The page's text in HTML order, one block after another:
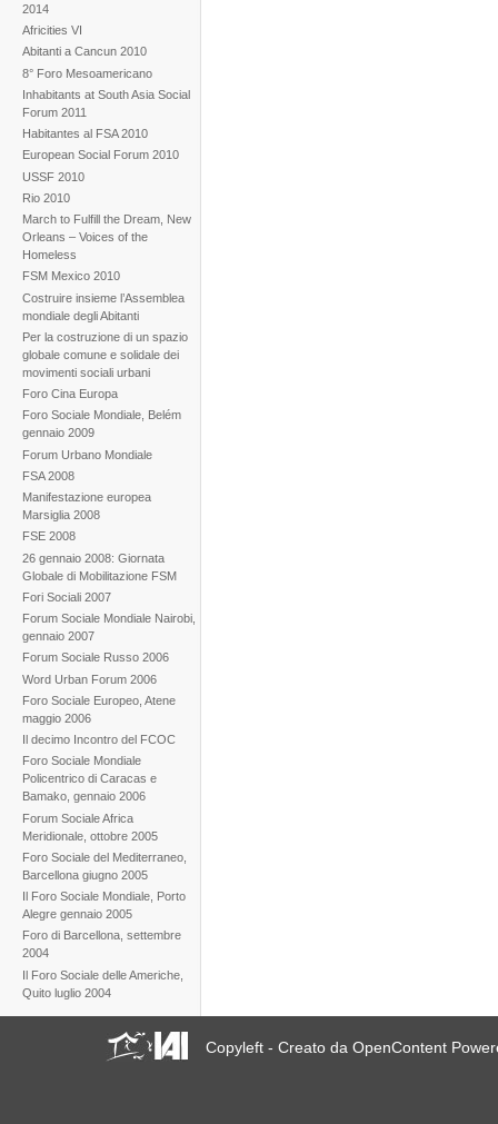
2014
Africities VI
Abitanti a Cancun 2010
8° Foro Mesoamericano
Inhabitants at South Asia Social
Forum 2011
Habitantes al FSA 2010
European Social Forum 2010
USSF 2010
Rio 2010
March to Fulfill the Dream, New
Orleans – Voices of the
Homeless
FSM Mexico 2010
Costruire insieme l’Assemblea
mondiale degli Abitanti
Per la costruzione di un spazio
globale comune e solidale dei
movimenti sociali urbani
Foro Cina Europa
Foro Sociale Mondiale, Belém
gennaio 2009
Forum Urbano Mondiale
FSA 2008
Manifestazione europea
Marsiglia 2008
FSE 2008
26 gennaio 2008: Giornata
Globale di Mobilitazione FSM
Fori Sociali 2007
Forum Sociale Mondiale Nairobi,
gennaio 2007
Forum Sociale Russo 2006
Word Urban Forum 2006
Foro Sociale Europeo, Atene
maggio 2006
Il decimo Incontro del FCOC
Foro Sociale Mondiale
Policentrico di Caracas e
Bamako, gennaio 2006
Forum Sociale Africa
Meridionale, ottobre 2005
Foro Sociale del Mediterraneo,
Barcellona giugno 2005
Il Foro Sociale Mondiale, Porto
Alegre gennaio 2005
Foro di Barcellona, settembre
2004
Il Foro Sociale delle Americhe,
Quito luglio 2004
Copyleft - Creato da OpenContent